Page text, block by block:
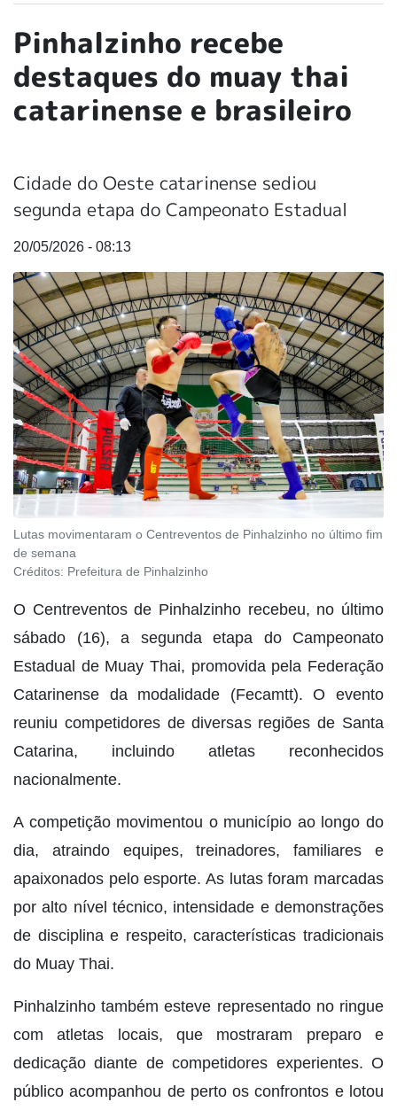
Pinhalzinho recebe
destaques do muay thai
catarinense e brasileiro
Cidade do Oeste catarinense sediou
segunda etapa do Campeonato Estadual
20/05/2026 - 08:13
Lutas movimentaram o Centreventos de Pinhalzinho no último fim
de semana
Créditos: Prefeitura de Pinhalzinho
O Centreventos de Pinhalzinho recebeu, no último
sábado (16), a segunda etapa do Campeonato
Estadual de Muay Thai, promovida pela Federação
Catarinense da modalidade (Fecamtt). O evento
reuniu competidores de diversas regiões de Santa
Catarina, incluindo atletas reconhecidos
nacionalmente.
A competição movimentou o município ao longo do
dia, atraindo equipes, treinadores, familiares e
apaixonados pelo esporte. As lutas foram marcadas
por alto nível técnico, intensidade e demonstrações
de disciplina e respeito, características tradicionais
do Muay Thai.
Pinhalzinho também esteve representado no ringue
com atletas locais, que mostraram preparo e
dedicação diante de competidores experientes. O
público acompanhou de perto os confrontos e lotou